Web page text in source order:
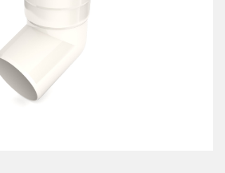
Сертифікати
Каталоги